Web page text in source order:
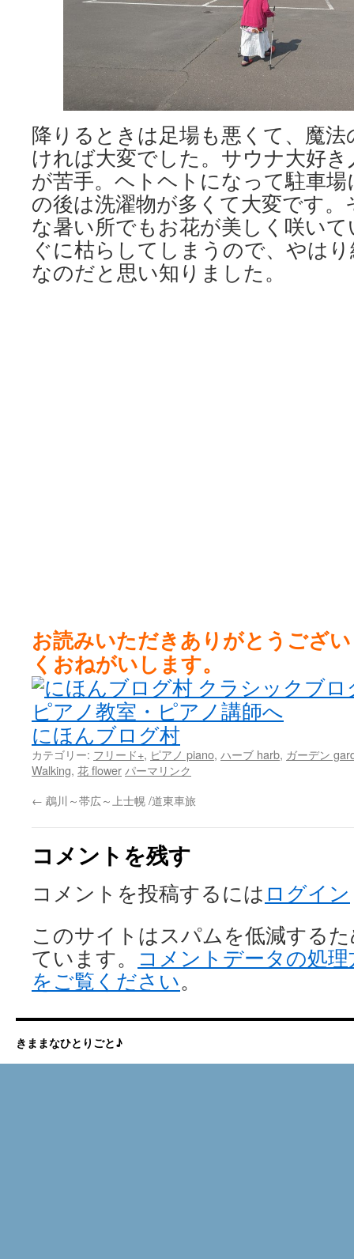
降りるときは足場も悪くて、魔
ければ大変でした。サウナ大好
が苦手。ヘトヘトになって駐車
の後は洗濯物が多くて大変です
な暑い所でもお花が美しく咲い
ぐに枯らしてしまうので、やは
なのだと思い知りました。
お読みいただきありがとうござ
くおねがいします。
にほんブログ村
カテゴリー: フリード+, ピアノ piano, ハーブ harb, ガーデン
Walking, 花 flower パーマリンク
← 鵡川～帯広～上士幌 /道東車旅
コメントを残す
コメントを投稿するには ログイン
このサイトはスパムを低減するた
ています。
コメントデータの処
をご覧ください。
きままなひとりごと♪